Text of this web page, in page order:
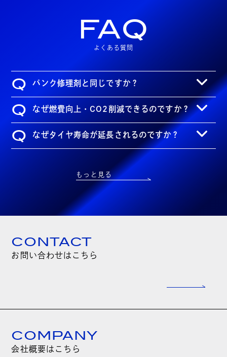
FAQ
よくある質問
Q パンク修理剤と同じですか？
Q なぜ燃費向上・CO2削減できるのですか？
Q なぜタイヤ寿命が延長されるのですか？
もっと見る
CONTACT
お問い合わせはこちら
COMPANY
会社概要はこちら